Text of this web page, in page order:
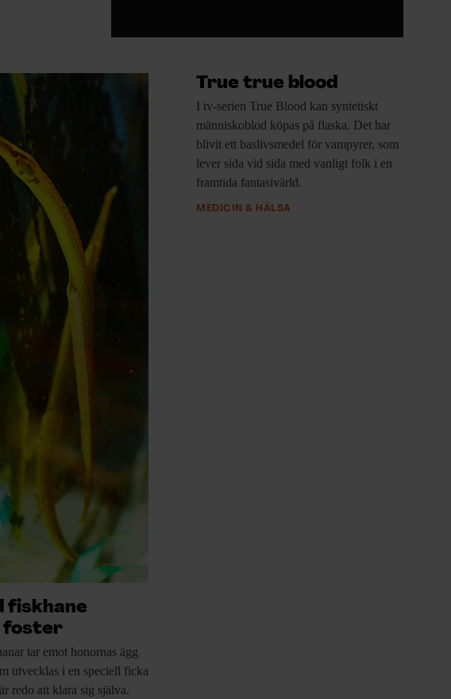
fiskhane
foster
tar emot honornas ägg
utvecklas i en speciell ficka
redo att klara sig själva.
True true blood
I tv-serien True Blood kan syntetiskt
människoblod köpas på flaska. Det har
blivit ett baslivsmedel för vampyrer, som
lever sida vid sida med vanligt folk i en
framtida fantasivärld.
MEDICIN & HÄLSA